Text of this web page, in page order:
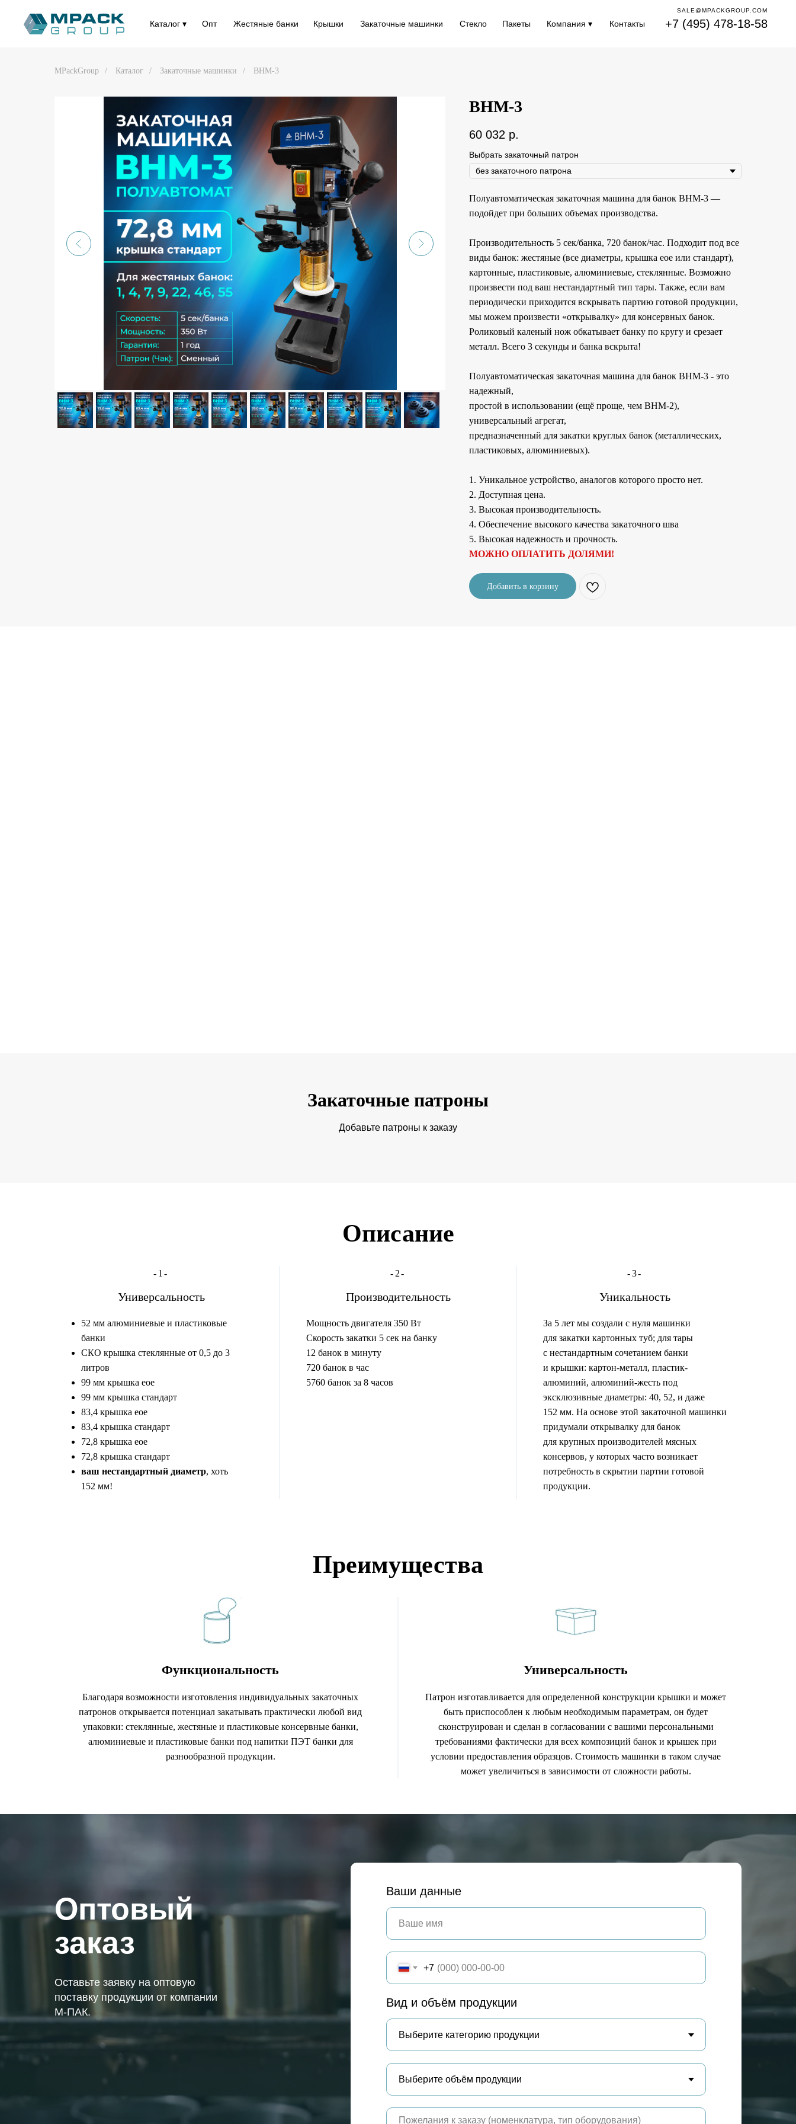
Каталог ▾ Жестяные банки Закаточные машинки Компания ▾
Опт Стекло
Крышки Пакеты Контакты
SALE@MPACKGROUP.COM
+7 (495) 478-18-58
MPackGroup / Каталог / Закаточные машинки / ВНМ-3
ВНМ-3
60 032 р.
Выбрать закаточный патрон
Полуавтоматическая закаточная машина для банок ВНМ-3 —
подойдет при больших объемах производства.
Производительность 5 сек/банка, 720 банок/час. Подходит под все
виды банок: жестяные (все диаметры, крышка еое или стандарт),
картонные, пластиковые, алюминиевые, стеклянные. Возможно
произвести под ваш нестандартный тип тары. Также, если вам
периодически приходится вскрывать партию готовой продукции,
мы можем произвести «открывалку» для консервных банок.
Роликовый каленый нож обкатывает банку по кругу и срезает
металл. Всего 3 секунды и банка вскрыта!
Полуавтоматическая закаточная машина для банок ВНМ-3 - это
надежный,
простой в использовании (ещё проще, чем ВНМ-2),
универсальный агрегат,
предназначенный для закатки круглых банок (металлических,
пластиковых, алюминиевых).
1. Уникальное устройство, аналогов которого просто нет.
2. Доступная цена.
3. Высокая производительность.
4. Обеспечение высокого качества закаточного шва
5. Высокая надежность и прочность.
МОЖНО ОПЛАТИТЬ ДОЛЯМИ!
Добавить в корзину
Закаточные патроны
Добавьте патроны к заказу
Описание
-1-
Универсальность
52 мм алюминиевые и пластиковые
банки
СКО крышка стеклянные от 0,5 до 3
литров
99 мм крышка еое
99 мм крышка стандарт
83,4 крышка еое
83,4 крышка стандарт
72,8 крышка еое
72,8 крышка стандарт
ваш нестандартный диаметр, хоть
152 мм!
-2-
Производительность
Мощность двигателя 350 Вт
Скорость закатки 5 сек на банку
12 банок в минуту
720 банок в час
5760 банок за 8 часов
-3-
Уникальность
За 5 лет мы создали с нуля машинки
для закатки картонных туб; для тары
с нестандартным сочетанием банки
и крышки: картон-металл, пластик-
алюминий, алюминий-жесть под
эксклюзивные диаметры: 40, 52, и даже
152 мм. На основе этой закаточной машинки
придумали открывалку для банок
для крупных производителей мясных
консервов, у которых часто возникает
потребность в скрытии партии готовой
продукции.
Преимущества
Функциональность
Благодаря возможности изготовления индивидуальных закаточных
патронов открывается потенциал закатывать практически любой вид
упаковки: стеклянные, жестяные и пластиковые консервные банки,
алюминиевые и пластиковые банки под напитки ПЭТ банки для
разнообразной продукции.
Универсальность
Патрон изготавливается для определенной конструкции крышки и может
быть приспособлен к любым необходимым параметрам, он будет
сконструирован и сделан в согласовании с вашими персональными
требованиями фактически для всех композиций банок и крышек при
условии предоставления образцов. Стоимость машинки в таком случае
может увеличиться в зависимости от сложности работы.
Ваши данные
+7
Вид и объём продукции
Оптовый
заказ
Оставьте заявку на оптовую
поставку продукции от компании
М-ПАК.